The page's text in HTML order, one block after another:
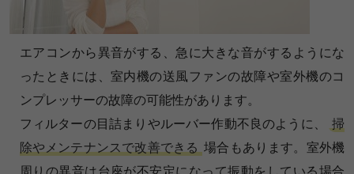
エアコンから異音がする、急に大きな音がするようにな
ったときには、室内機の送風ファンの故障や室外機のコ
ンプレッサーの故障の可能性があります。
フィルターの目詰まりやルーバー作動不良のように、
掃
除やメンテナンスで改善できる 場合もあります。室外機
周りの異音は台座が不安定になって振動をしている場合